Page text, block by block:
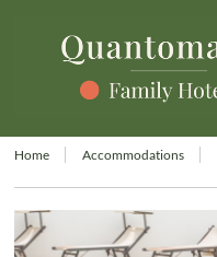
Home Accommodations